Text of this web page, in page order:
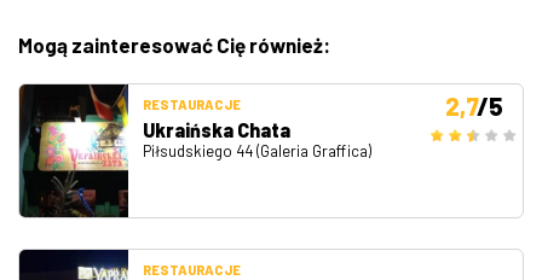
Mogą zainteresować Cię również:
RESTAURACJE
Ukraińska Chata
Piłsudskiego 44 (Galeria Graffica)
2,7/5
RESTAURACJE